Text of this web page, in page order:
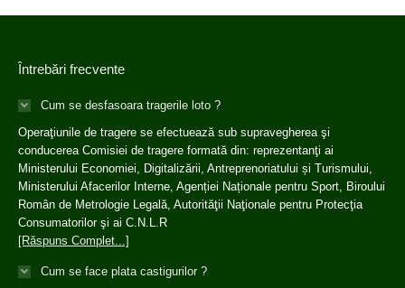
Întrebări frecvente
Cum se desfasoara tragerile loto ?
Operaţiunile de tragere se efectuează sub supravegherea şi
conducerea Comisiei de tragere formată din: reprezentanţi ai
Ministerului Economiei, Digitalizării, Antreprenoriatului și Turismului,
Ministerului Afacerilor Interne, Agenției Naționale pentru Sport, Biroului
Român de Metrologie Legală, Autorităţii Naţionale pentru Protecţia
Consumatorilor şi ai C.N.L.R
[Răspuns Complet...]
Cum se face plata castigurilor ?